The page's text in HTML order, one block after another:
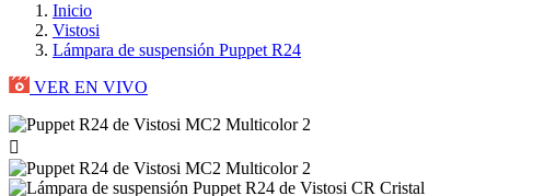
Inicio
Vistosi
Lámpara de suspensión Puppet R24
VER EN VIVO
